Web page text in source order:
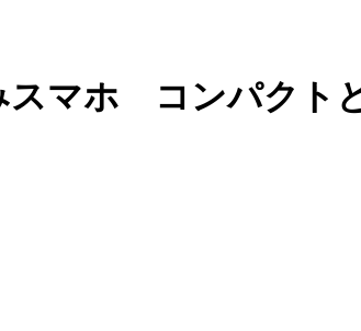
スマホ コンパクト